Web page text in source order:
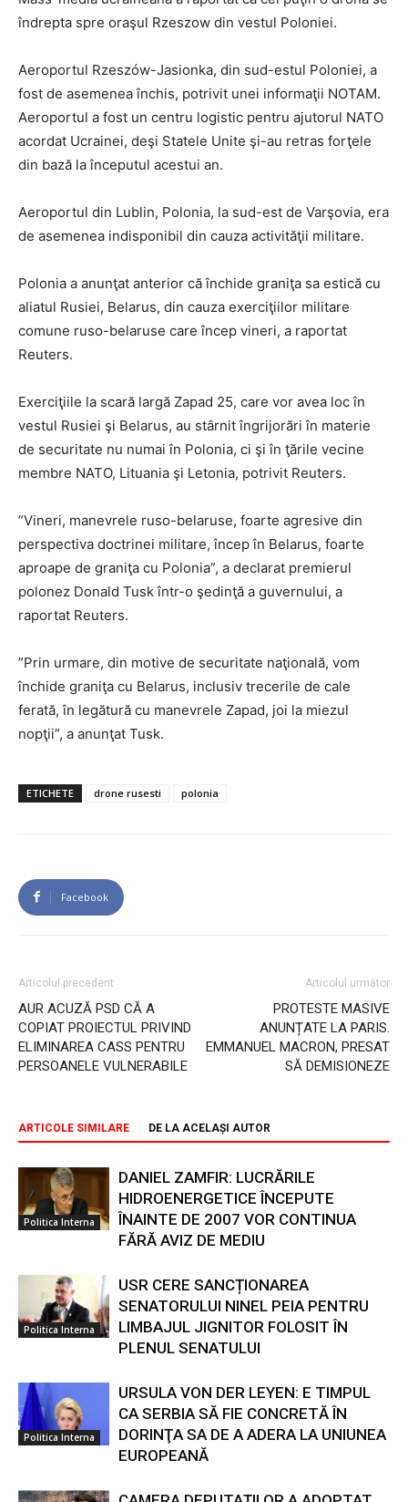
îndrepta spre oraşul Rzeszow din vestul Poloniei.
Aeroportul Rzeszów-Jasionka, din sud-estul Poloniei, a
fost de asemenea închis, potrivit unei informaţii NOTAM.
Aeroportul a fost un centru logistic pentru ajutorul NATO
acordat Ucrainei, deşi Statele Unite şi-au retras forţele
din bază la începutul acestui an.
Aeroportul din Lublin, Polonia, la sud-est de Varşovia, era
de asemenea indisponibil din cauza activităţii militare.
Polonia a anunţat anterior că închide graniţa sa estică cu
aliatul Rusiei, Belarus, din cauza exerciţiilor militare
comune ruso-belaruse care încep vineri, a raportat
Reuters.
Exerciţiile la scară largă Zapad 25, care vor avea loc în
vestul Rusiei şi Belarus, au stârnit îngrijorări în materie
de securitate nu numai în Polonia, ci şi în ţările vecine
membre NATO, Lituania şi Letonia, potrivit Reuters.
”Vineri, manevrele ruso-belaruse, foarte agresive din
perspectiva doctrinei militare, încep în Belarus, foarte
aproape de graniţa cu Polonia”, a declarat premierul
polonez Donald Tusk într-o şedinţă a guvernului, a
raportat Reuters.
”Prin urmare, din motive de securitate naţională, vom
închide graniţa cu Belarus, inclusiv trecerile de cale
ferată, în legătură cu manevrele Zapad, joi la miezul
nopţii”, a anunţat Tusk.
ETICHETE drone rusesti polonia
Facebook
Articolul precedent
AUR ACUZĂ PSD CĂ A
COPIAT PROIECTUL PRIVIND
ELIMINAREA CASS PENTRU
PERSOANELE VULNERABILE
Articolul următor
PROTESTE MASIVE
ANUNȚATE LA PARIS.
EMMANUEL MACRON, PRESAT
SĂ DEMISIONEZE
ARTICOLE SIMILARE DE LA ACELAȘI AUTOR
Politica Interna
DANIEL ZAMFIR: LUCRĂRILE
HIDROENERGETICE ÎNCEPUTE
ÎNAINTE DE 2007 VOR CONTINUA
FĂRĂ AVIZ DE MEDIU
Politica Interna
USR CERE SANCȚIONAREA
SENATORULUI NINEL PEIA PENTRU
LIMBAJUL JIGNITOR FOLOSIT ÎN
PLENUL SENATULUI
Politica Interna
URSULA VON DER LEYEN: E TIMPUL
CA SERBIA SĂ FIE CONCRETĂ ÎN
DORINŢA SA DE A ADERA LA UNIUNEA
EUROPEANĂ